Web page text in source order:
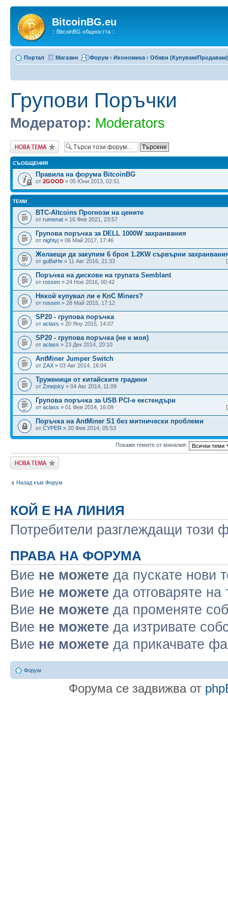
BitcoinBG.eu
:: BitcoinBG общността ::
Портал Магазин Форум ‹ Икономика ‹ Обяви (Купувам/Продавам)
Групови Поръчки
Модератор: Moderators
Публикувай нова
тема
СЪОБЩЕНИЯ
Правила на форума BitcoinBG
от 2GOOD » 05 Юни 2013, 02:51
ТЕМИ
BTC-Altcoins Прогнози на цените
от rumenat » 16 Фев 2021, 23:57
Групова поръчка за DELL 1000W захранвания
от nightyj » 06 Май 2017, 17:46
Желаещи да закупим 6 броя 1.2KW сървърни
от guBaHe » 11 Авг 2016, 21:33
Поръчка на дискове на групата Semblant
от rossen » 24 Ное 2016, 00:42
Някой купувал ли е KnC Miners?
от rossen » 28 Май 2015, 17:12
SP20 - групова поръчка
от aclass » 20 Яну 2015, 14:07
SP20 - групова поръчка (не е моя)
от aclass » 23 Дек 2014, 20:10
AntMiner Jumper Switch
от ZAX » 03 Авг 2014, 16:04
Труженици от китайските градини
от Zmejsky » 04 Авг 2014, 11:09
Групова поръчка за USB PCI-e екстендъри
от aclass » 01 Фев 2014, 16:09
Поръчка на AntMiner S1 без митнически проблеми
от CYPER » 20 Фев 2014, 05:53
Покажи темите от миналия:
Публикувай нова
тема
Назад към Форум
КОЙ Е НА ЛИНИЯ
Потребители разглеждащи този
ПРАВА НА ФОРУМА
Вие не можете да пускате нови
Вие не можете да отговаряте на
Вие не можете да променяте
Вие не можете да изтривате
Вие не можете да прикачвате
Форум
Форума се задвижва от